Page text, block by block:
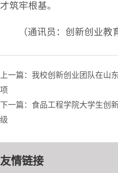
才筑牢根基。
（通讯员：创新创业教
上一篇：我校创新创业团队在山
项
下一篇：食品工程学院大学生创
级
友情链接